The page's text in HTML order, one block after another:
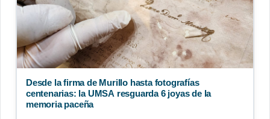
Desde la firma de Murillo hasta fotografías
centenarias: la UMSA resguarda 6 joyas de la
memoria paceña